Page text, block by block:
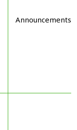
Announcements